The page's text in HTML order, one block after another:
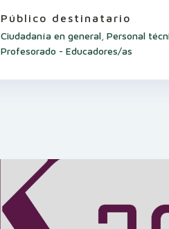
Público destinatario
Ciudadanía en general Personal
Profesorado - Educadores/as